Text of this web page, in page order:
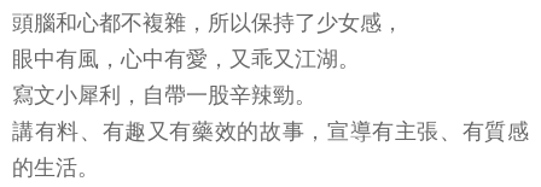
頭腦和心都不複雜，所以保持了少女感，
眼中有風，心中有愛，又乖又江湖。
寫文小犀利，自帶一股辛辣勁。
講有料、有趣又有藥效的故事，宣導有主張、有質感
的生活。